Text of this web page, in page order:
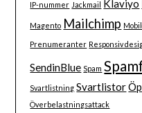
IP-nummer Jackmail Klaviyo
Magento Mailchimp
Prenumeranter Responsiv
SendinBlue Spam
Svartlistning Svartlistor
Överbelastningsattack